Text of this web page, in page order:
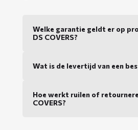
Welke garantie geldt er op
DS COVERS?
Wat is de levertijd van een
Hoe werkt ruilen of
COVERS?